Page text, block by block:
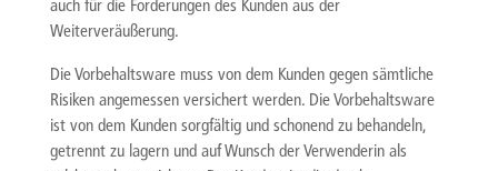
auch für die Forderungen des Kunden aus der
Weiterveräußerung.
Die Vorbehaltsware muss von dem Kunden gegen sämtliche
Risiken angemessen versichert werden. Die Vorbehaltsware
ist von dem Kunden sorgfältig und schonend zu behandeln,
getrennt zu lagern und auf Wunsch der Verwenderin als